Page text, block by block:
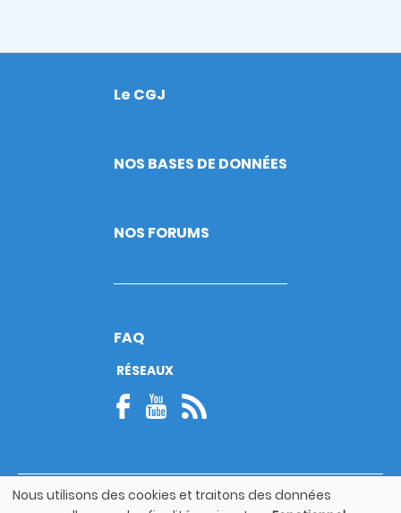
Footer
Le CGJ
NOS BASES DE DONNÉES
NOS FORUMS
FAQ
RÉSEAUX
© Copyright 2026
Utilisation
Nous utilisons des cookies et traitons des données